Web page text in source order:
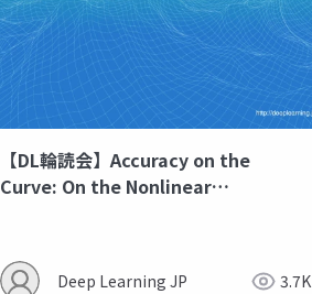
【DL輪読会】Accuracy on the
Curve: On the Nonlinear
Deep Learning JP 3.7K